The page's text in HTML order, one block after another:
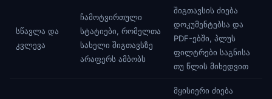
სწავლა და
კვლევა
ჩამოტვირთული
სტატიები, რომელთა
სახელი შიგთავსზე
არაფერს ამბობს
შიგთავსის ძიება
დოკუმენტებსა და
PDF-ებში, პლუს
ფილტრები საგნისა
თუ წლის მიხედვით
მყისიერი ძიება